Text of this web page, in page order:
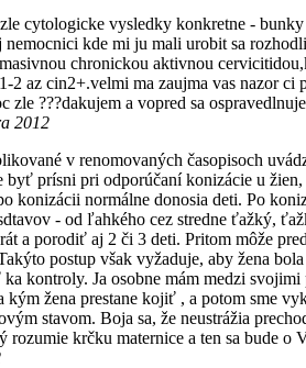
cytologicke vysledky konkretne -
kde mi ju mali urobit sa
chronickou aktivnou
2 az cin2+.velmi ma zaujma vas nazor
zle ???dakujem a vopred sa
2012
v renomovaných časopisoch
byť prísni pri odporúčaní konizácie u
konizácii normálne donosia deti. Po
- od ľahkého cez stredne ťažký,
a porodiť aj 2 či 3 deti. Pritom môže
postup však vyžaduje, aby žena
kontroly. Ja osobne mám medzi
kým žena prestane kojiť , a potom sme
stavom. Boja sa, že neustrážia
rozumie krčku maternice a ten sa bude o